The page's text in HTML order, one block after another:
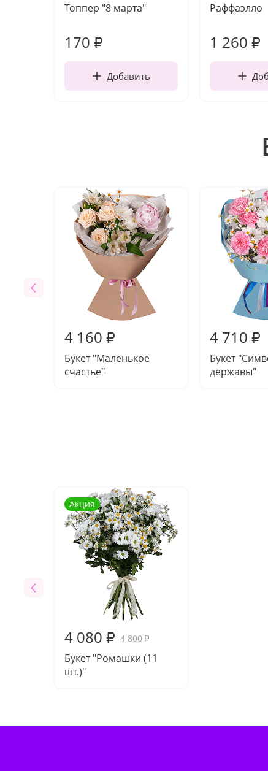
Топпер "8 марта"
170 ₽
Добавить
Раффаэлло
1 260 ₽
4 160 ₽
Букет "Маленькое
счастье"
4 710 ₽
Букет
державы"
Акция
4 080 ₽ 4 800₽
Букет "Ромашки (11
шт.)"